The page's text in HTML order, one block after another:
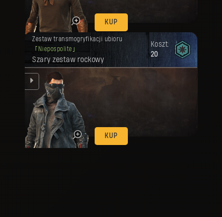
KUP
Zestaw transmogryfikacji ubioru
Niepospolite
Szary zestaw rockowy
Koszt:
20
KUP
Twoja nagroda została odblokowana.